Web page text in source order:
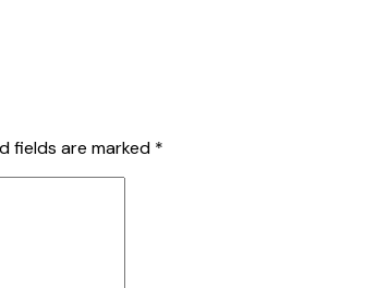
fields are marked *